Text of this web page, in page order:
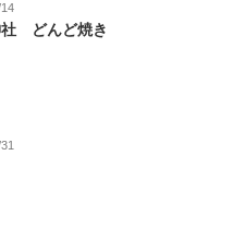
社 どんど焼き